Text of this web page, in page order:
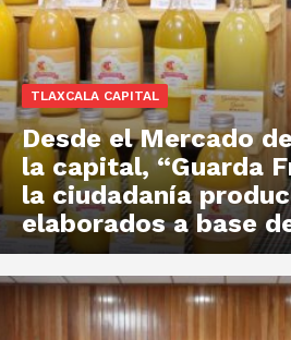
TLAXCALA CAPITAL
Desde el Mercado
la capital, “Guarda
la ciudadanía
elaborados a base